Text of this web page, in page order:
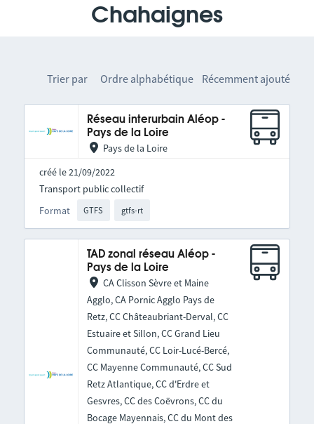
Chahaignes
Trier par Ordre alphabétique Récemment ajouté
Réseau interurbain Aléop -
Pays de la Loire
Pays de la Loire
créé le 21/09/2022
Format GTFS gtfs-rt
Transport public collectif
TAD zonal réseau Aléop -
Pays de la Loire
CA Clisson Sèvre et Maine
Agglo, CA Pornic Agglo Pays de
Retz, CC Châteaubriant-Derval, CC
Estuaire et Sillon, CC Grand Lieu
Communauté, CC Loir-Lucé-Bercé,
CC Mayenne Communauté, CC Sud
Retz Atlantique, CC d'Erdre et
Gesvres, CC des Coëvrons, CC du
Bocage Mayennais, CC du Mont des